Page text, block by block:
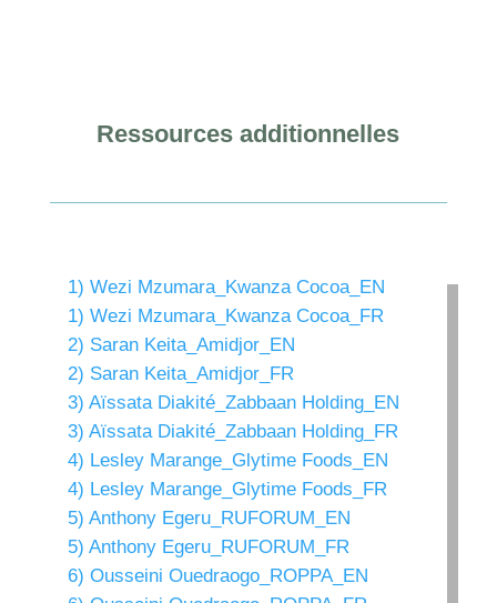
Ressources additionnelles
1) Wezi Mzumara_Kwanza Cocoa_EN
1) Wezi Mzumara_Kwanza Cocoa_FR
2) Saran Keita_Amidjor_EN
2) Saran Keita_Amidjor_FR
3) Aïssata Diakité_Zabbaan Holding_EN
3) Aïssata Diakité_Zabbaan Holding_FR
4) Lesley Marange_Glytime Foods_EN
4) Lesley Marange_Glytime Foods_FR
5) Anthony Egeru_RUFORUM_EN
5) Anthony Egeru_RUFORUM_FR
6) Ousseini Ouedraogo_ROPPA_EN